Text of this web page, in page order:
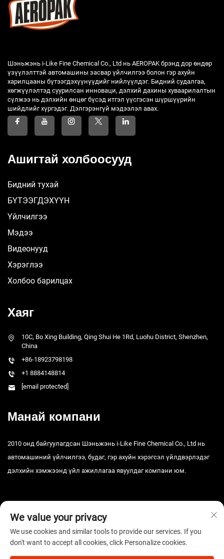
Шэньжэнь i-Like Fine Chemical Co., Ltd нь AEROPAK брэнд дор өндөр
үзүүлэлттэй автомашины засвар үйлчилгээ болон гэр ахуйн
харилцааны бүтээгдэхүүнүүдийг нийлүүлдэг. Бидний судалгаа,
хөгжүүлэлтэд суурилсан инноваци, дэлхий дахины хуваарилалтын
сүлжээ нь дэлхийн өнцөг бүсэд итгэл үүсгэсэн шүршүүрийн
шийдлийг хүргэдэг. Дэлгэрэнгүй мэдээлэл авах.
Ашигтай холбоосууд
Бидний тухай
БҮТЭЭГДЭХҮҮН
Үйлчилгээ
Мэдээ
Видеонууд
Хэрэглээ
Холбоо барилцах
Хаяг
10C, Bo Xing Building, Qing Shui He 1Rd, Luohu District, Shenzhen,
China
+86-18923798198
+1 8884148814
[email protected]
Манай компани
2010 онд байгуулагдсан Шэньжэнь i-Like Fine Chemical Co., Ltd нь
автомашиний үйлчилгээ, будаг, гэр ахуйн хэрэгсэл үйлдвэрлэдэг
дэлхийн хэмжээнд үйл ажиллагаа явуулдаг компани юм.
Зохиогчийн эрх © 2025 Шэньжэнь i-Like Fine Chemical Co., Ltd. Бүх
We value your privacy
We use cookies and similar tools to provide our services. If you
don't want to accept all cookies, click Personalize cookies.